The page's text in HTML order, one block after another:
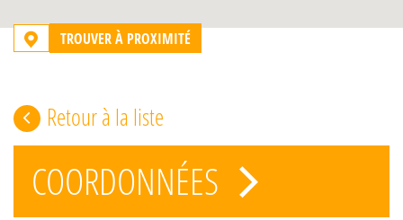
TROUVER À PROXIMITÉ
Retour à la liste
COORDONNÉES